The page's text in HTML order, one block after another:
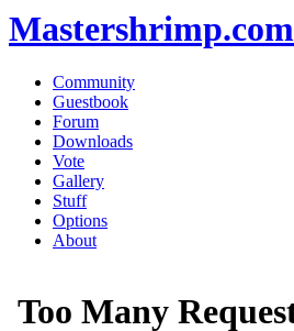
Mastershrimp.com
Community
Guestbook
Forum
Downloads
Vote
Gallery
Stuff
Options
About